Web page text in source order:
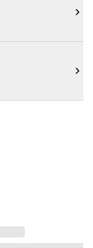

